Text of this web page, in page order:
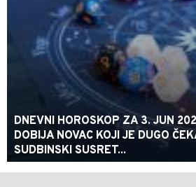
DNEVNI HOROSKOP ZA 3. JUN
DOBIJA NOVAC KOJI JE DUGO
SUDBINSKI SUSRET...